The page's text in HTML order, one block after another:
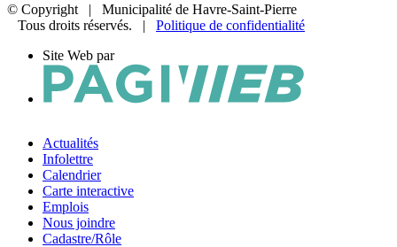
© Copyright
| Municipalité de Havre-Saint-Pierre
Tous droits réservés. | Politique de confidentialité
Site Web par
Actualités
Infolettre
Calendrier
Carte interactive
Emplois
Nous joindre
Cadastre/Rôle